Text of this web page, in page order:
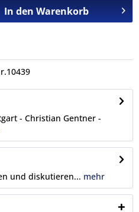
In den Warenkorb
- Christian Gentner -
und diskutieren... mehr